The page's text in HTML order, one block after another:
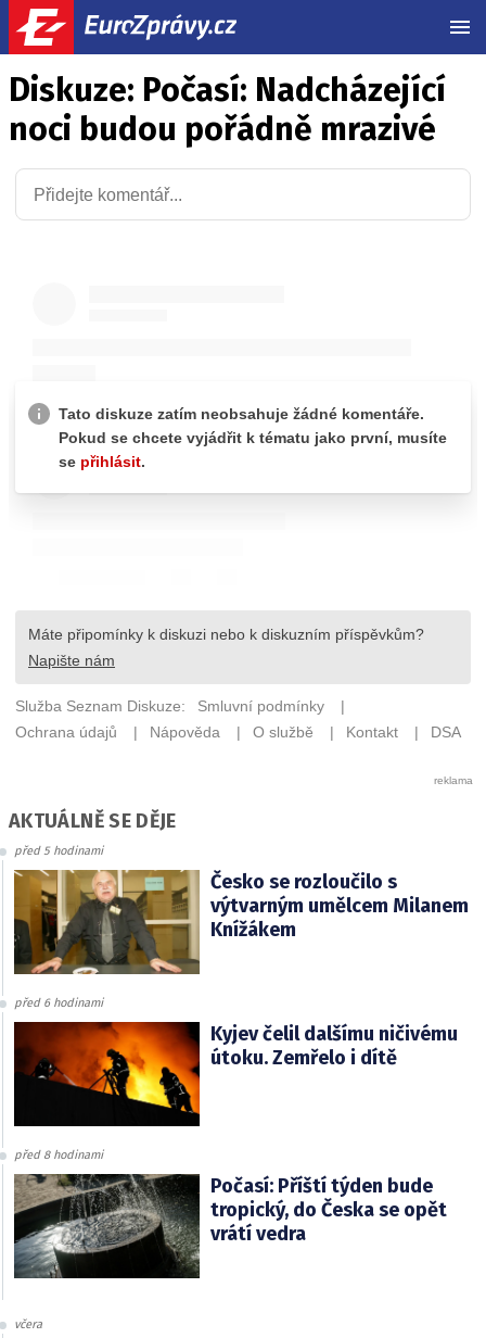
Diskuze: Počasí: Nadcházející
noci budou pořádně mrazivé
AKTUÁLNĚ SE DĚJE
před 5 hodinami
Česko se rozloučilo s
výtvarným umělcem Milanem
Knížákem
před 6 hodinami
Kyjev čelil dalšímu ničivému
útoku. Zemřelo i dítě
před 8 hodinami
Počasí: Příští týden bude
tropický, do Česka se opět
vrátí vedra
včera